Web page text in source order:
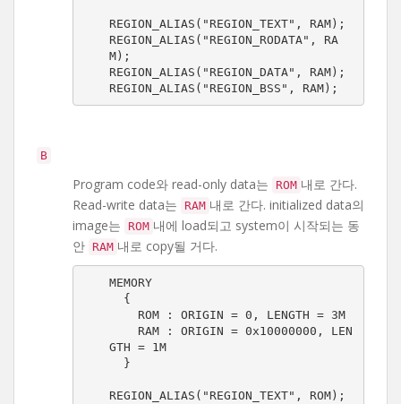
REGION_ALIAS("REGION_TEXT", RAM);
REGION_ALIAS("REGION_RODATA", RA
M);
REGION_ALIAS("REGION_DATA", RAM);
REGION_ALIAS("REGION_BSS", RAM);
B
Program code와 read-only data는 ROM 내로 간다.
Read-write data는
RAM 내로 간다. initialized data의
image는
ROM 내에 load되고 system이 시작되는 동
안 RAM 내로 copy될 거다.
MEMORY
GTH = 1M
REGION_ALIAS("REGION_TEXT", ROM);